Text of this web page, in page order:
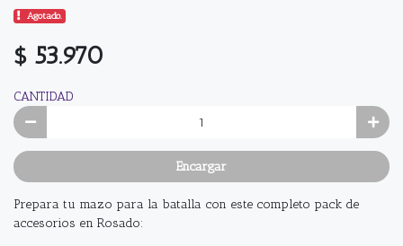
Agotado.
$ 53.970
CANTIDAD
Encargar
Prepara tu mazo para la batalla con este completo pack de
accesorios en Rosado: